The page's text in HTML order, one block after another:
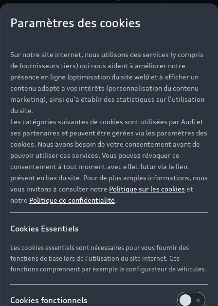
Paramètres des cookies
Sur notre site internet, nous utilisons des services (y compris
de fournisseurs tiers) qui nous aident à améliorer notre
présence en ligne (optimisation du site web) et à afficher un
contenu adapté à vos intérêts (personnalisation du contenu
marketing), ainsi qu’à établir des statistiques sur l’utilisation
du site.
Les catégories suivantes de cookies sont utilisées par Audi et
ses partenaires et peuvent être gérées via les paramètres des
cookies. Nous avons besoin de votre consentement avant de
pouvoir utiliser ces services. Vous pouvez révoquer ce
consentement à tout moment avec effet futur via le lien
présent en bas du site. Pour de plus amples informations, nous
vous invitons à consulter notre Politique sur les cookies et
notre Politique de confidentialité.
Cookies Essentiels
Les cookies essentiels sont nécessaires pour vous fournir des
fonctions de base lors de l'utilisation du site internet. Ces
fonctions comprennent par exemple le configurateur de véhicules.
Cookies fonctionnels
intégrés dans un parcours à la fois participatif et
atelier personnalisé de bruitage. Une véritable
initiation au mix des disciplines artistiques,
complété d’une programmation d’animations
périphériques.